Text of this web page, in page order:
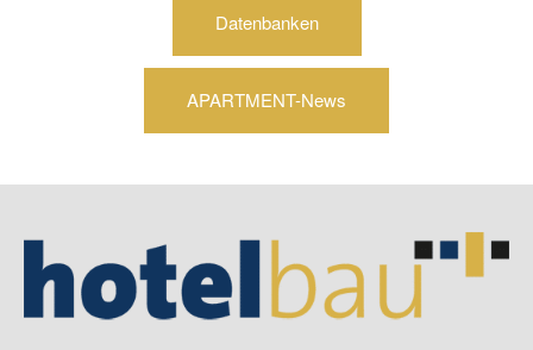
Datenbanken
APARTMENT-News